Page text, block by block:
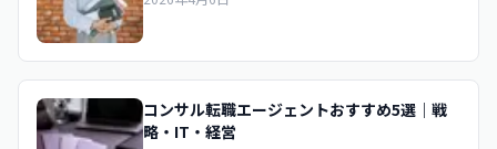
コンサル転職エージェントおすすめ5選｜戦
略・IT・経営